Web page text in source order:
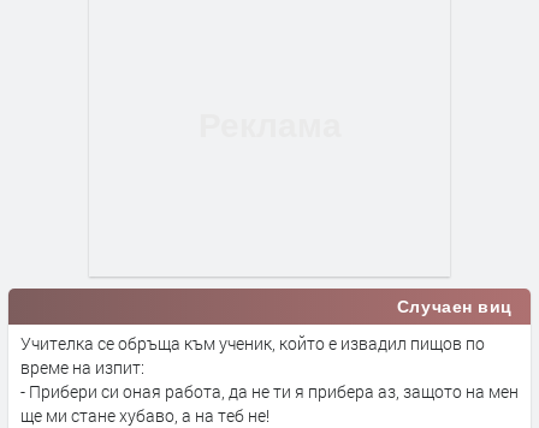
Случаен виц
Учителка се обръща към ученик, който е извадил пищов по
време на изпит:
- Прибери си оная работа, да не ти я прибера аз, защото на мен
ще ми стане хубаво, а на теб не!